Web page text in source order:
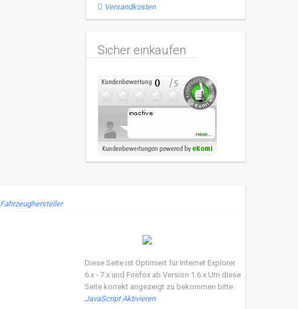
Versandkosten
Sicher einkaufen
Fahrzeughersteller
Diese Seite ist Optimiert für Internet Explorer
6.x - 7.x und Firefox ab Version 1.6.x Um diese
Seite korrekt angezeigt zu bekommen bitte
JavaScript Aktivieren